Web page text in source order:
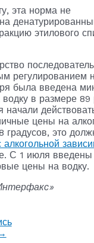
эта норма не
этилового
регулированием
была введена
в размере 89
цены на
это
алкогольной
С 1 июля введены
цены на водку.